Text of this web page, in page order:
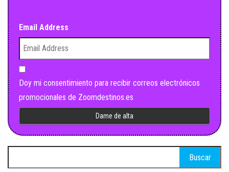
Email Address
Doy mi consentimiento para recibir correos electrónicos
promocionales de Zoomdestinos.es